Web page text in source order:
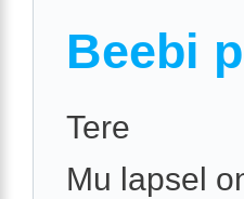
Beebi
Tere
Mu lapsel